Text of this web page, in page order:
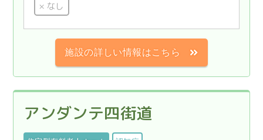
なし
施設の詳しい情報はこちら
アンダンテ四街道